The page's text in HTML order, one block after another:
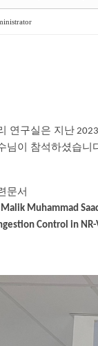
연구실은 지난 2023
님이 참석하셨습니
문서
Malik Muhammad
Control in NR-